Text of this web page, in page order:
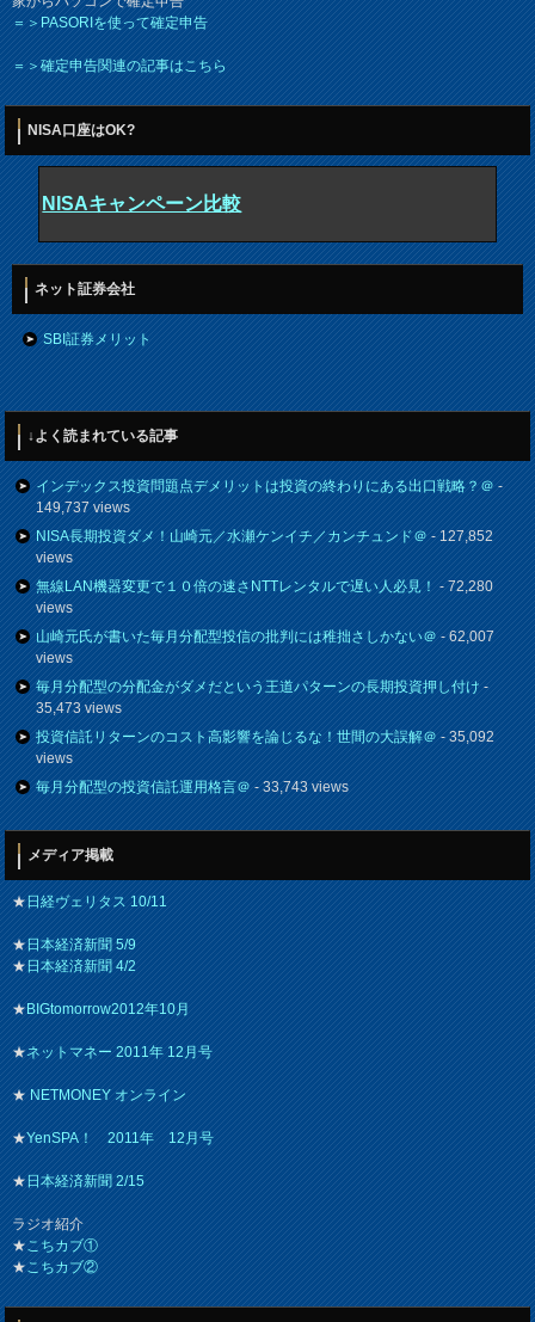
＝＞PASORIを使って確定申告
＝＞確定申告関連の記事はこちら
NISA口座はOK?
NISAキャンペーン比較
ネット証券会社
SBI証券メリット
↓よく読まれている記事
インデックス投資問題点デメリットは投資の終わりにある出口戦略？＠-
149,737 views
NISA長期投資ダメ！山崎元／水瀬ケンイチ／カンチュンド＠- 127,852
views
無線LAN機器変更で１０倍の速さNTTレンタルで遅い人必見！- 72,280
views
山崎元氏が書いた毎月分配型投信の批判には稚拙さしかない＠- 62,007
views
毎月分配型の分配金がダメだという王道パターンの長期投資押し付け-
35,473 views
投資信託リターンのコスト高影響を論じるな！世間の大誤解＠- 35,092
views
毎月分配型の投資信託運用格言＠- 33,743 views
メディア掲載
★日経ヴェリタス 10/11
★日本経済新聞 5/9
★日本経済新聞 4/2
★BIGtomorrow2012年10月
★ネットマネー 2011年 12月号
★NETMONEY オンライン
★YenSPA！ 2011年 12月号
★日本経済新聞 2/15
ラジオ紹介
★こちカブ①
★こちカブ②